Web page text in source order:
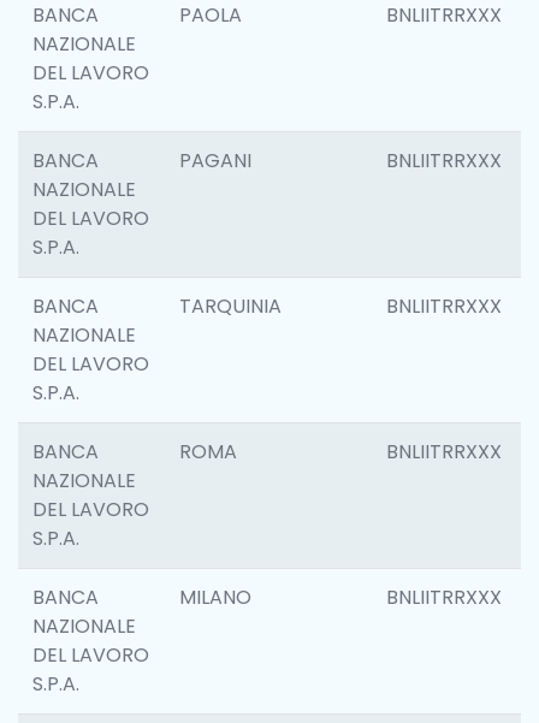
BANCA
NAZIONALE
DEL LAVORO
S.P.A.
PAOLA BNLIITRRXXX
BANCA
NAZIONALE
DEL LAVORO
S.P.A.
PAGANI BNLIITRRXXX
BANCA
NAZIONALE
DEL LAVORO
S.P.A.
TARQUINIA BNLIITRRXXX
BANCA
NAZIONALE
DEL LAVORO
S.P.A.
ROMA BNLIITRRXXX
BANCA
NAZIONALE
DEL LAVORO
S.P.A.
MILANO BNLIITRRXXX